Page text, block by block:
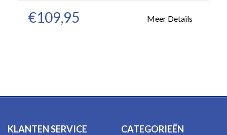
€109,95 Meer Details
KLANTEN SERVICE CATEGORIEËN